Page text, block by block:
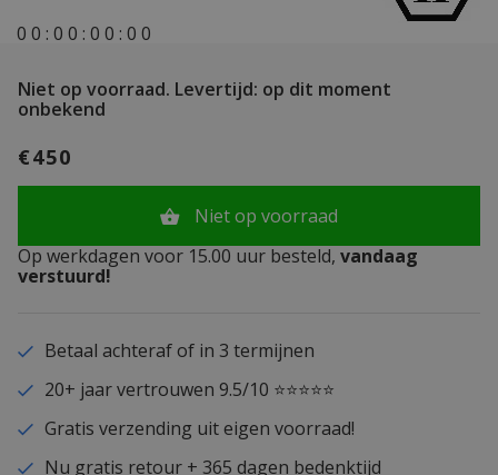
0 0 : 0 0 : 0 0 : 0 0
Niet op voorraad. Levertijd: op dit moment
onbekend
€450
Niet op voorraad
Op werkdagen voor 15.00 uur besteld, vandaag
verstuurd!
Betaal achteraf of in 3 termijnen
20+ jaar vertrouwen 9.5/10 ⭐⭐⭐⭐⭐
Gratis verzending uit eigen voorraad!
Nu gratis retour + 365 dagen bedenktijd